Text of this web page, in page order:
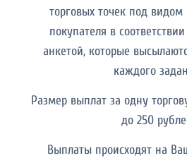
торговых точек под видом
покупателя в
анкетой, которые
каждого
Размер выплат за одну
до 250
Выплаты происходят на